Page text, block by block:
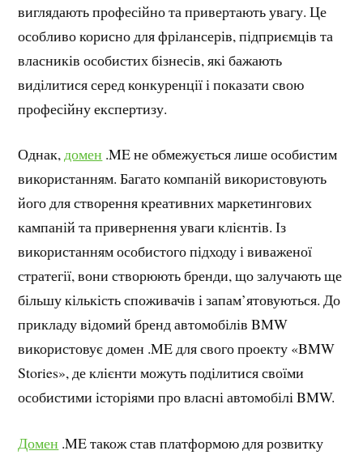
виглядають професійно та привертають увагу. Це
особливо корисно для фрілансерів, підприємців та
власників особистих бізнесів, які бажають
виділитися серед конкуренції і показати свою
професійну експертизу.
Однак,домен .ME не обмежується лише особистим
використанням. Багато компаній використовують
його для створення креативних маркетингових
кампаній та привернення уваги клієнтів. Із
використанням особистого підходу і виваженої
стратегії, вони створюють бренди, що залучають ще
більшу кількість споживачів і запам’ятовуються. До
прикладу відомий бренд автомобілів BMW
використовує домен .ME для свого проекту «BMW
Stories», де клієнти можуть поділитися своїми
особистими історіями про власні автомобілі BMW.
Домен .ME також став платформою для розвитку